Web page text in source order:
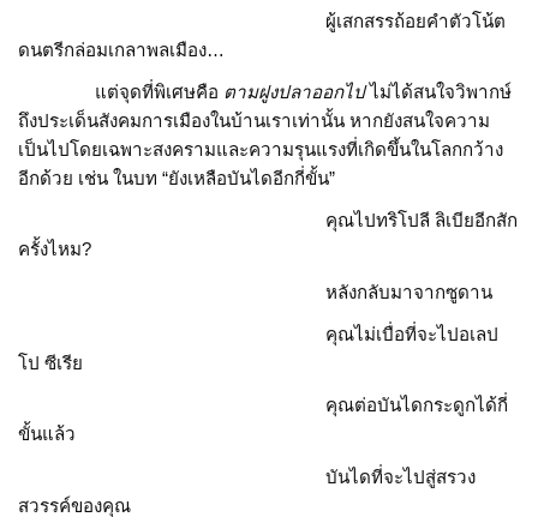
ผู้เสกสรรถ้อยคำตัวโน้ต
ดนตรีกล่อมเกลาพลเมือง…
แต่จุดที่พิเศษคือ ตามฝูงปลาออกไปไม่ได้สนใจวิพากษ์
ถึงประเด็นสังคมการเมืองในบ้านเราเท่านั้น หากยังสนใจความ
เป็นไปโดยเฉพาะสงครามและความรุนแรงที่เกิดขึ้นในโลกกว้าง
อีกด้วย เช่น ในบท “ยังเหลือบันไดอีกกี่ขั้น”
คุณไปทริโปลี ลิเบียอีกสัก
ครั้งไหม?
หลังกลับมาจากซูดาน
คุณไม่เบื่อที่จะไปอเลป
โป ซีเรีย
คุณต่อบันไดกระดูกได้กี่
ขั้นแล้ว
บันไดที่จะไปสู่สรวง
สวรรค์ของคุณ